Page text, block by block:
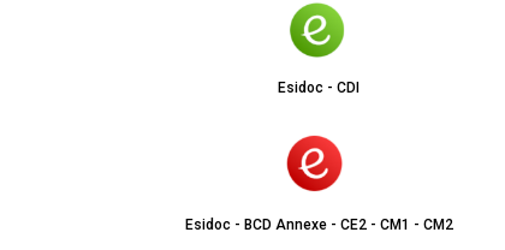
Esidoc - CDI
Esidoc - BCD Annexe - CE2 - CM1 - CM2